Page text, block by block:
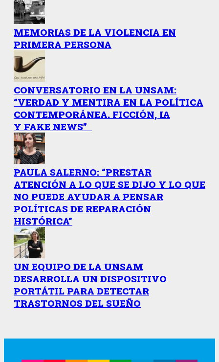
MEMORIAS DE LA VIOLENCIA EN
PRIMERA PERSONA
CONVERSATORIO EN LA UNSAM:
“VERDAD Y MENTIRA EN LA POLÍTICA
CONTEMPORÁNEA. FICCIÓN, IA
Y FAKE NEWS”
PAULA SALERNO: “PRESTAR
ATENCIÓN A LO QUE SE DIJO Y LO QUE
NO PUEDE AYUDAR A PENSAR
POLÍTICAS DE REPARACIÓN
HISTÓRICA”
UN EQUIPO DE LA UNSAM
DESARROLLA UN DISPOSITIVO
PORTÁTIL PARA DETECTAR
TRASTORNOS DEL SUEÑO